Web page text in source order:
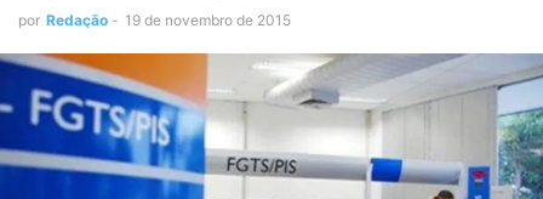
por Redação - 19 de novembro de 2015